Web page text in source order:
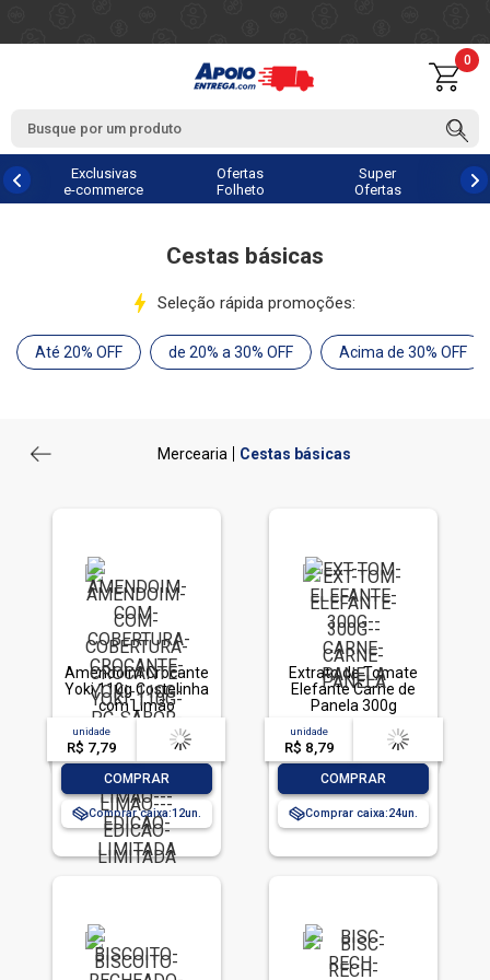
0
Exclusivas
e-commerce
Ofertas
Folheto
Super
Ofertas
Cestas básicas
Seleção rápida promoções:
Até 20% OFF de 20% a 30% OFF Acima de 30% OFF
Mercearia Cestas básicas
Amendoim Crocante
Yoki 110g Costelinha
com Limão
unidade
R$ 7,79
acima de
-- --,--un.
COMPRAR
Comprar caixa:12
Extrato de Tomate
Elefante Carne de
Panela 300g
unidade
R$ 8,79
acima de
-- --,--un.
COMPRAR
Comprar caixa:24